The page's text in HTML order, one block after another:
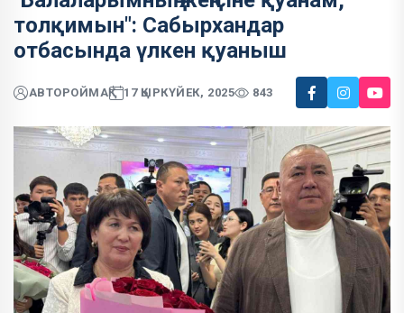
толқимын": Сабырхандар
отбасында үлкен қуаныш
АВТОРОЙМАҚ 17 ҚЫРКҮЙЕК, 2025 843